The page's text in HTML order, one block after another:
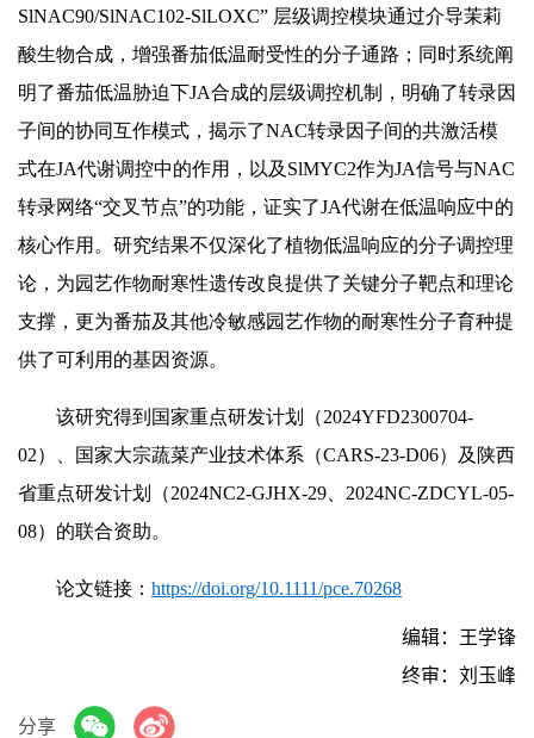
SlNAC90/SlNAC102-SlLOXC” 层级调控模块通过介导茉莉
酸生物合成，增强番茄低温耐受性的分子通路；同时系统阐
明了番茄低温胁迫下JA合成的层级调控机制，明确了转录因
子间的协同互作模式，揭示了NAC转录因子间的共激活模
式在JA代谢调控中的作用，以及SlMYC2作为JA信号与NAC
转录网络“交叉节点”的功能，证实了JA代谢在低温响应中的
核心作用。研究结果不仅深化了植物低温响应的分子调控理
论，为园艺作物耐寒性遗传改良提供了关键分子靶点和理论
支撑，更为番茄及其他冷敏感园艺作物的耐寒性分子育种提
供了可利用的基因资源。
该研究得到国家重点研发计划（2024YFD2300704-
02）、国家大宗蔬菜产业技术体系（CARS-23-D06）及陕西
省重点研发计划（2024NC2-GJHX-29、2024NC-ZDCYL-05-
08）的联合资助。
论文链接： https://doi.org/10.1111/pce.70268
编辑：王学锋
终审：刘玉峰
分享